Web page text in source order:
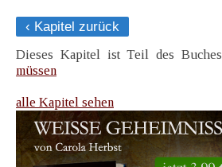
‹ Kapitel zurück
Dieses Kapitel ist Teil des Buches
müssen
alle Kapitel sehen